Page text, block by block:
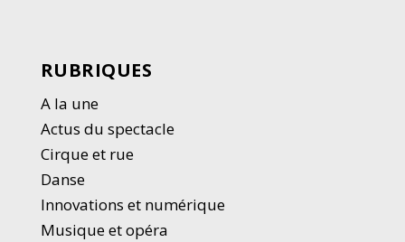
RUBRIQUES
A la une
Actus du spectacle
Cirque et rue
Danse
Innovations et numérique
Musique et opéra